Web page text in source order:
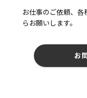
お仕事のご依頼、
らお願いします。
お